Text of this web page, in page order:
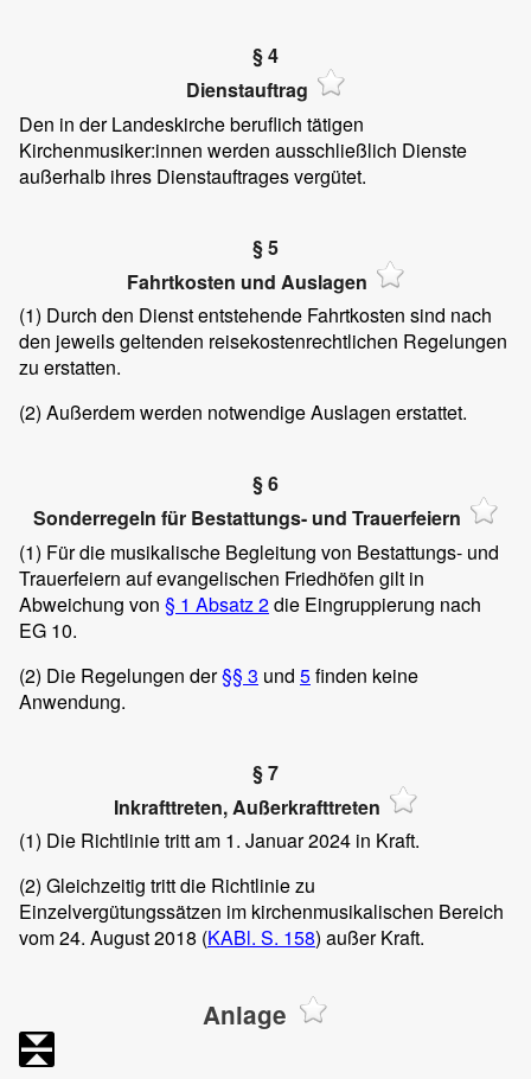
§ 4
Dienstauftrag
Den in der Landeskirche beruflich tätigen
Kirchenmusiker:innen werden ausschließlich Dienste
außerhalb ihres Dienstauftrages vergütet.
§ 5
Fahrtkosten und Auslagen
(1) Durch den Dienst entstehende Fahrtkosten sind nach
den jeweils geltenden reisekostenrechtlichen Regelungen
zu erstatten.
(2) Außerdem werden notwendige Auslagen erstattet.
§ 6
Sonderregeln für Bestattungs- und Trauerfeiern
(1) Für die musikalische Begleitung von Bestattungs- und
Trauerfeiern auf evangelischen Friedhöfen gilt in
Abweichung von § 1 Absatz 2die Eingruppierung nach
EG 10.
(2) Die Regelungen der§§ 3 und 5finden keine
Anwendung.
§ 7
Inkrafttreten, Außerkrafttreten
(1) Die Richtlinie tritt am 1. Januar 2024 in Kraft.
(2) Gleichzeitig tritt die Richtlinie zu
Einzelvergütungssätzen im kirchenmusikalischen Bereich
vom 24. August 2018 (KABl. S. 158) außer Kraft.
Anlage